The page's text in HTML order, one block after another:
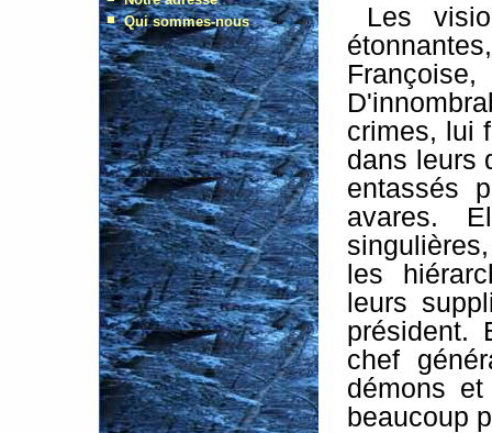
Les
crimes, lui
dans leurs
entassés
avares.
les
leurs
président.
chef
démons
beaucoup